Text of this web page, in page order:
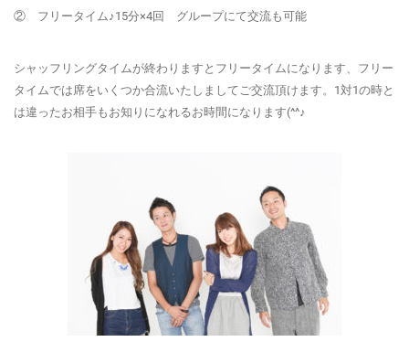
② フリータイム♪15分×4回 グループにて交流も可能
シャッフリングタイムが終わりますとフリータイムになります、フリー
タイムでは席をいくつか合流いたしましてご交流頂けます。1対1の時と
は違ったお相手もお知りになれるお時間になります(^^♪